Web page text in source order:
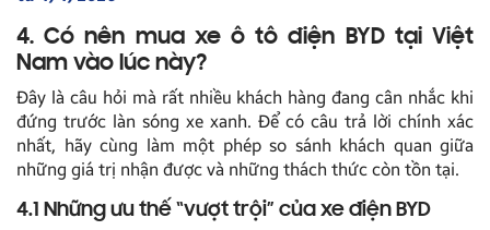
4. Có nên mua xe ô tô điện BYD tại Việt
Nam vào lúc này?
Đây là câu hỏi mà rất nhiều khách hàng đang cân nhắc khi
đứng trước làn sóng xe xanh. Để có câu trả lời chính xác
nhất, hãy cùng làm một phép so sánh khách quan giữa
những giá trị nhận được và những thách thức còn tồn tại.
4.1 Những ưu thế “vượt trội” của xe điện BYD